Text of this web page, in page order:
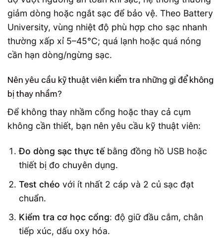
giảm dòng hoặc ngắt sạc để bảo vệ. Theo Battery
University, vùng nhiệt độ phù hợp cho sạc nhanh
thường xấp xỉ 5–45°C; quá lạnh hoặc quá nóng
cần hạn dòng/ngừng sạc.
Nên yêu cầu kỹ thuật viên kiểm tra những gì để không
bị thay nhầm?
Để không thay nhầm cổng hoặc thay cả cụm
không cần thiết, bạn nên yêu cầu kỹ thuật viên:
Đo dòng sạc thực tếbằng đồng hồ USB hoặc
thiết bị đo chuyên dụng.
Test chéo với ít nhất 2 cáp và 2 củ sạc đạt
chuẩn.
Kiểm tra cơ học cổng: độ giữ đầu cắm, chân
tiếp xúc, dấu oxy hóa.